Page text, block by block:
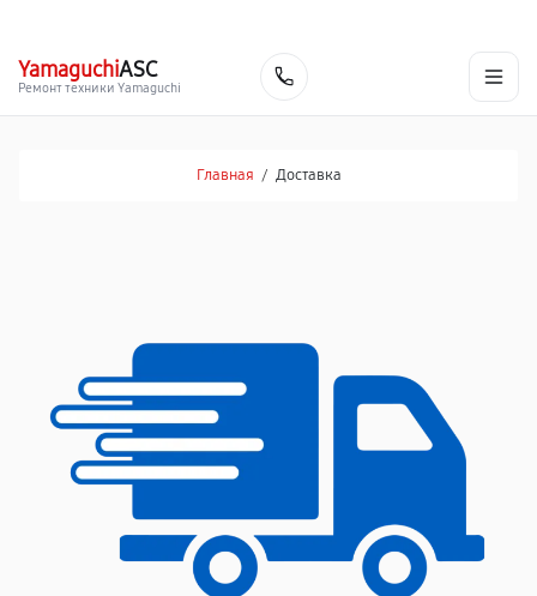
YamaguchiASC
Ремонт техники Yamaguchi
Главная / Доставка